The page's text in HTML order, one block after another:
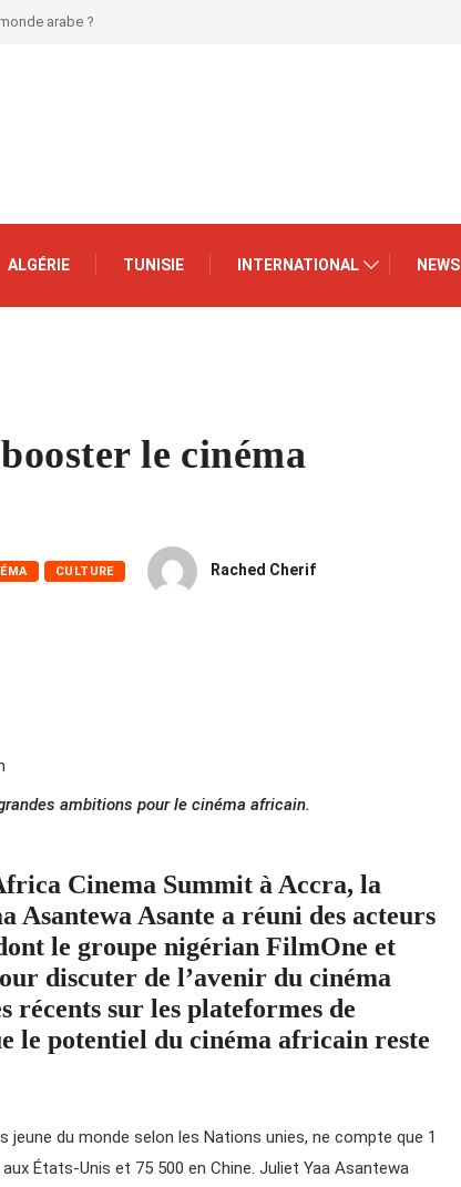
arabe ?
ALGÉRIE TUNISIE INTERNATIONAL NEWS
le cinéma
CULTURE Rached Cherif
ambitions pour le cinéma africain.
Cinema Summit à Accra, la
Asantewa Asante a réuni des acteurs
le groupe nigérian FilmOne et
discuter de l’avenir du cinéma
récents sur les plateformes de
le potentiel du cinéma africain reste
du monde selon les Nations unies, ne compte que 1
États-Unis et 75 500 en Chine. Juliet Yaa Asantewa